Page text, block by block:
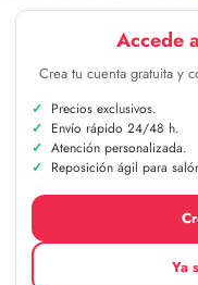
Accede
Crea tu cuenta gratuita y
Precios exclusivos.
Envío rápido 24/48 h.
Atención personalizada.
Reposición ágil para
Ya